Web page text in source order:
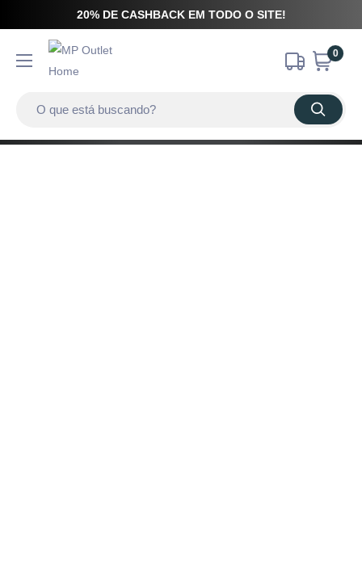
20% DE CASHBACK EM TODO O SITE!
0